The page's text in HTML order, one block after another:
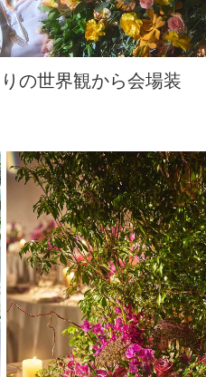
の世界観から会場装